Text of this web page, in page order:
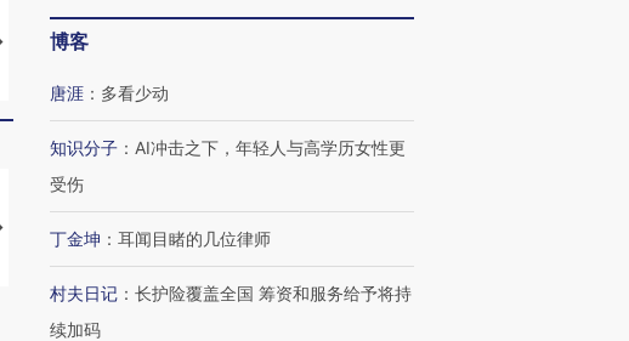
马航飞行员跨国走私7万
【推广】走进第四届链博
会，让数智科技“链”接产
【特别呈现】寻找100种
有意思的生活方式·第三对
住三大增长引擎是什么？
博客
唐涯 ： 多看少动
知识分子 ： AI冲击之下，年轻人与高学历女性更
受伤
丁金坤 ： 耳闻目睹的几位律师
村夫日记 ： 长护险覆盖全国 筹资和服务给予将持
续加码